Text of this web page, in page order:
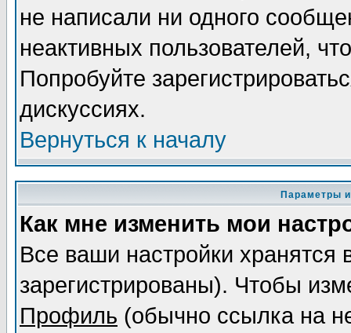
не написали ни одного
неактивных пользователей,
Попробуйте
дискуссиях.
Вернуться к началу
Параметры
Как мне изменить мои
Все ваши настройки
зарегистрированы). Чтобы
Профиль (обычно ссылка на